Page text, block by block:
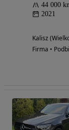
44 000
2021
Kalisz
Firma •